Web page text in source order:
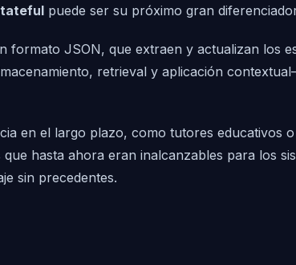
puede ser su próximo gran
JSON, que extraen y actualizan los
retrieval y aplicación
en el largo plazo, como tutores educativos
hasta ahora eran inalcanzables para los
sin precedentes.